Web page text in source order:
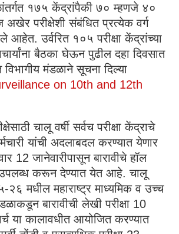
१७५ केंद्रांपैकी ७० म्हणजे ४०
परीक्षेशी संबंधित प्रत्येक वर्ग
उर्वरित १०५ परीक्षा केंद्रांच्या
बैठका घेऊन पुढील दहा दिवसात
मंडळाने सूचना दिल्या
on 10th and 12th
चालू वर्षी सर्वच परीक्षा केंद्राचे
यांची अदलाबदल करण्यात येणार
12 जानेवारीपासून बारावीचे हॉल
करून देण्यात येत आहे. चालू
२६ मधील महाराष्ट्र माध्यमिक व उच्च
बारावीची लेखी परीक्षा 10
या कालावधीत आयोजित करण्यात